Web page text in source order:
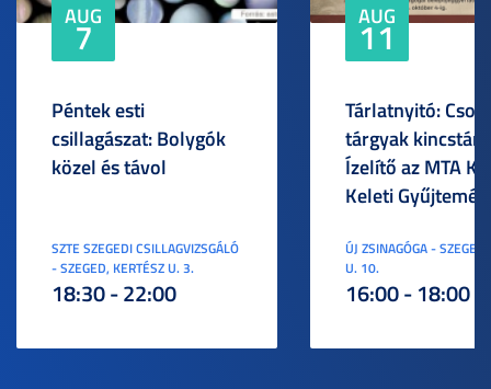
AUG
7
Péntek esti
csillagászat: Bolygók
közel és távol
SZTE SZEGEDI CSILLAGVIZSGÁLÓ
- SZEGED, KERTÉSZ U. 3.
18:30 - 22:00
AUG
11
Tárlatnyitó:
tárgyak
Ízelítő az MTA
Keleti
ÚJ ZSINAGÓGA -
U. 10.
16:00 - 18:00